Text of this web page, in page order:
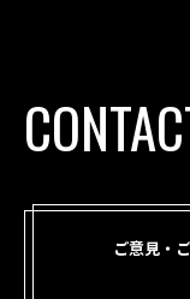
ご意見・